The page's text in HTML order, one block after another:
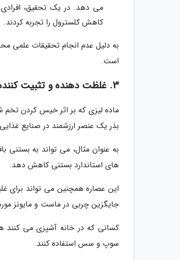
کاهش کلسترول را تجربه کردند.
به دلیل عدم انجام تحقیقات علمی
است.
3. غلظت دهنده و تثبیت کننده بدون طعم
ماده لیزی که بر اثر خیس کردن
بذر یک عنصر ارزشمند در صنایع
های استاندارد بستنی کاهش دهد.
این عصاره همچنین می تواند برای
جایگزین چربی در ماست و مایونز مورد
کسانی که در خانه آشپزی می کنند
سوپ و سس استفاده کنند.